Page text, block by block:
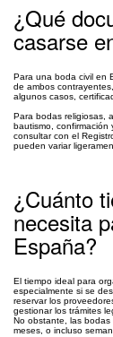
¿Qué
casarse
Para una boda civil en
de ambos
algunos casos,
Para bodas religiosas,
bautismo, confirmación
consultar con el
pueden variar
¿Cuánto
necesita
España?
El tiempo ideal para
especialmente si se
reservar los
gestionar los trámites
No obstante, las
meses, o incluso